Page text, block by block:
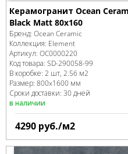
Керамогранит Ocean
Black Matt 80х160
Бренд: Ocean Ceramic
Коллекция: Element
Артикул: OC0000220
Код товара: SD-290058-99
В коробке: 2 шт, 2.56 м2
Размер: 800x1600 мм
Сроки доставки: 30 дней
в наличии
4290 руб./м2